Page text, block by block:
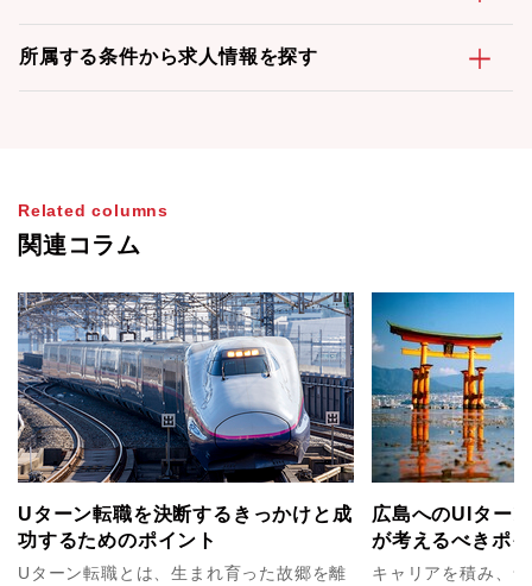
所属する条件から求人情報を探す
Related columns
関連コラム
Uターン転職を決断するきっかけと成
功するためのポイント
Uターン転職とは、生まれ育った故郷を離
広島へのUIター
が考えるべきポ
ジェントの賢い
キャリアを積み、